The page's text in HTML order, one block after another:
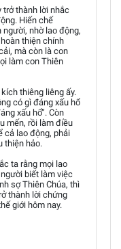
trở thành lời nhắc
Hiến chế
người, nhờ lao động,
thiện chính
mà còn là con
làm con Thiên
thiêng liêng ấy.
có gì đáng xấu hổ
xấu hổ”. Còn
mến, rồi làm điều
cả lao động, phải
thiện hảo.
ta rằng mọi lao
biết làm việc
sợ Thiên Chúa, thì
thành lời chứng
giới hôm nay.